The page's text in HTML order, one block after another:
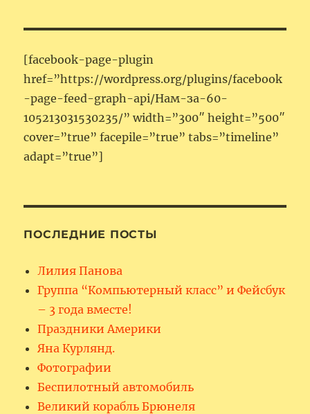
[facebook-page-plugin
href=”https://wordpress.org/plugins/facebook
-page-feed-graph-api/Нам-за-60-
105213031530235/” width=”300″ height=”500″
cover=”true” facepile=”true” tabs=”timeline”
adapt=”true”]
ПОСЛЕДНИЕ ПОСТЫ
Лилия Панова
Группа “Компьютерный класс” и Фейсбук
– 3 года вместе!
Праздники Америки
Яна Курлянд.
Фотографии
Беспилотный автомобиль
Великий корабль Брюнеля